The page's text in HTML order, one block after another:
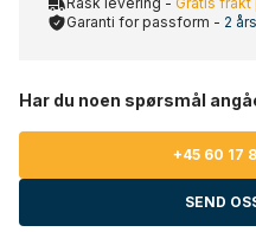
Garanti for passform - 2
Har du noen spørsmål
+45 60 17
SEND